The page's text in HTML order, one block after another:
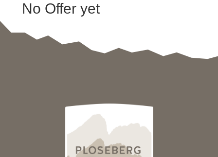
No Offer yet